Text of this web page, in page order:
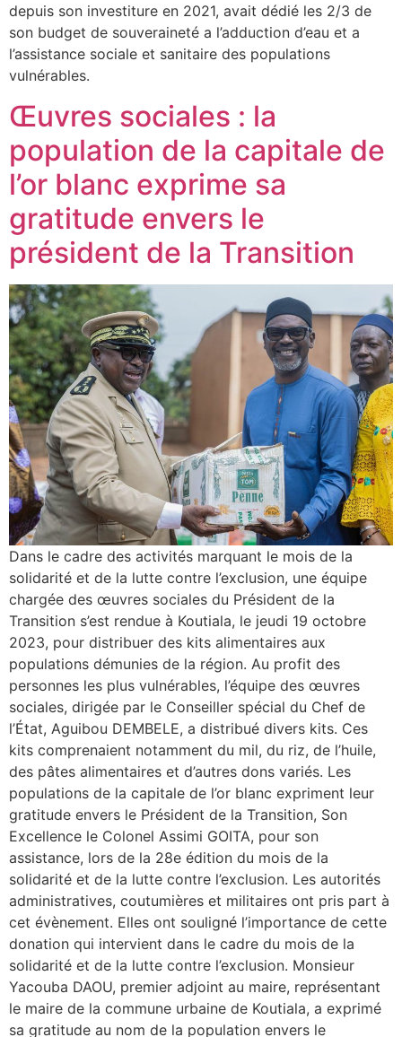
depuis son investiture en 2021, avait dédié les 2/3 de
son budget de souveraineté a l’adduction d’eau et a
l’assistance sociale et sanitaire des populations
vulnérables.
Œuvres sociales : la
population de la capitale de
l’or blanc exprime sa
gratitude envers le
président de la Transition
Dans le cadre des activités marquant le mois de la
solidarité et de la lutte contre l’exclusion, une équipe
chargée des œuvres sociales du Président de la
Transition s’est rendue à Koutiala, le jeudi 19 octobre
2023, pour distribuer des kits alimentaires aux
populations démunies de la région. Au profit des
personnes les plus vulnérables, l’équipe des œuvres
sociales, dirigée par le Conseiller spécial du Chef de
l’État, Aguibou DEMBELE, a distribué divers kits. Ces
kits comprenaient notamment du mil, du riz, de l’huile,
des pâtes alimentaires et d’autres dons variés. Les
populations de la capitale de l’or blanc expriment leur
gratitude envers le Président de la Transition, Son
Excellence le Colonel Assimi GOITA, pour son
assistance, lors de la 28e édition du mois de la
solidarité et de la lutte contre l’exclusion. Les autorités
administratives, coutumières et militaires ont pris part à
cet évènement. Elles ont souligné l’importance de cette
donation qui intervient dans le cadre du mois de la
solidarité et de la lutte contre l’exclusion. Monsieur
Yacouba DAOU, premier adjoint au maire, représentant
le maire de la commune urbaine de Koutiala, a exprimé
sa gratitude au nom de la population envers le